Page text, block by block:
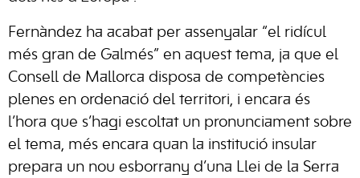
Fernàndez ha acabat per assenyalar “el ridícul
més gran de Galmés” en aquest tema, ja que el
Consell de Mallorca disposa de competències
plenes en ordenació del territori, i encara és
l’hora que s’hagi escoltat un pronunciament sobre
el tema, més encara quan la institució insular
prepara un nou esborrany d’una Llei de la Serra